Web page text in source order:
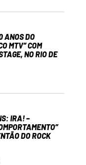
ANOS DO
MTV” COM
NO RIO DE
IRA! –
DO ROCK